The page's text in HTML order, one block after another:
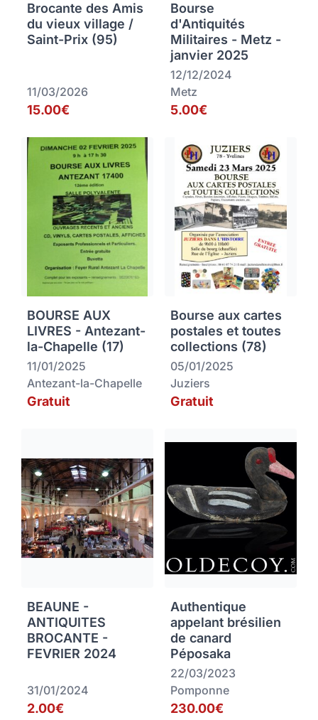
Brocante des Amis
du vieux village /
Saint-Prix (95)
11/03/2026
15.00€
Bourse
d'Antiquités
Militaires - Metz -
janvier 2025
12/12/2024
Metz
5.00€
BOURSE AUX
LIVRES - Antezant-
la-Chapelle (17)
11/01/2025
Antezant-la-Chapelle
Gratuit
Bourse aux cartes
postales et toutes
collections (78)
05/01/2025
Juziers
Gratuit
BEAUNE -
ANTIQUITES
BROCANTE -
FEVRIER 2024
31/01/2024
2.00€
Authentique
appelant brésilien
de canard
Péposaka
22/03/2023
Pomponne
230.00€